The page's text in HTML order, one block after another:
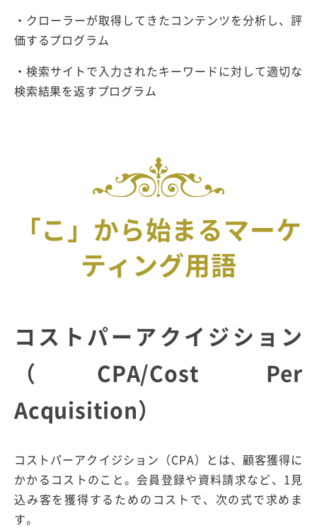
・クローラーが取得してきたコンテンツを分析し、評
価するプログラム
・検索サイトで入力されたキーワードに対して適切な
検索結果を返すプログラム
「こ」から始まるマーケ
ティング用語
コストパーアクイジション
（CPA/Cost Per
Acquisition）
コストパーアクイジション（CPA）とは、顧客獲得に
かかるコストのこと。会員登録や資料請求など、1見
込み客を獲得するためのコストで、次の式で求めま
す。